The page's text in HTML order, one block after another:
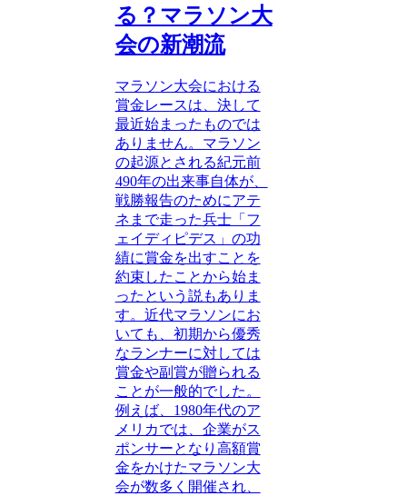
る？マラソン大
会の新潮流
マラソン大会における
賞金レースは、決して
最近始まったものでは
ありません。マラソン
の起源とされる紀元前
490年の出来事自体が、
戦勝報告のためにアテ
ネまで走った兵士「フ
ェイディピデス」の功
績に賞金を出すことを
約束したことから始ま
ったという説もありま
す。近代マラソンにお
いても、初期から優秀
なランナーに対しては
賞金や副賞が贈られる
ことが一般的でした。
例えば、1980年代のア
メリカでは、企業がス
ポンサーとなり高額賞
金をかけたマラソン大
会が数多く開催され、